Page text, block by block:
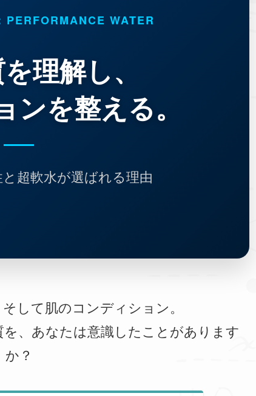
WATER
理解し、
ンを整える。
超軟水が選ばれる理由
して肌のコンディション。
、あなたは意識したことがあります
か？